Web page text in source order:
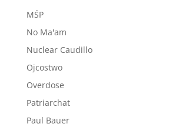
MŚP
No Ma'am
Nuclear Caudillo
Ojcostwo
Overdose
Patriarchat
Paul Bauer